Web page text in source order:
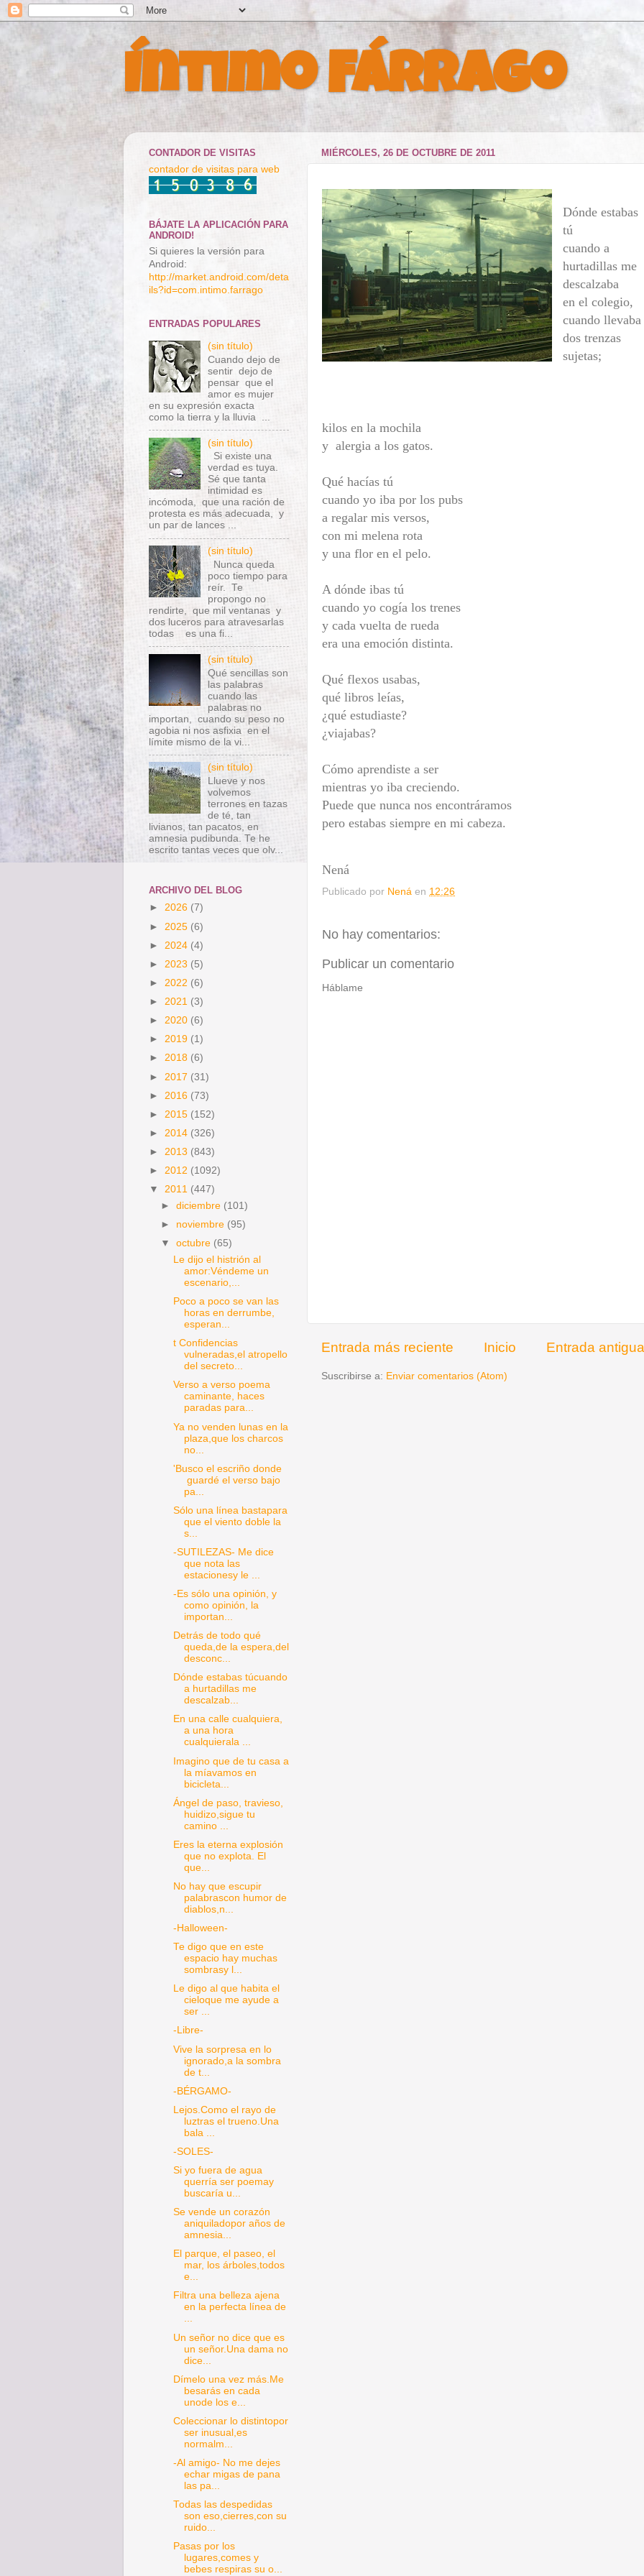
Íntimo Fárrago
MIÉRCOLES, 26 DE OCTUBRE DE 2011
Dónde estabas
tú
cuando a
hurtadillas me
descalzaba
en el colegio,
cuando llevaba
dos trenzas
sujetas;
kilos en la mochila
y alergia a los gatos.
Qué hacías tú
cuando yo iba por los pubs
a regalar mis versos,
con mi melena rota
y una flor en el pelo.
A dónde ibas tú
cuando yo cogía los trenes
y cada vuelta de rueda
era una emoción distinta.
Qué flexos usabas,
qué libros leías,
¿qué estudiaste?
¿viajabas?
Cómo aprendiste a ser
mientras yo iba creciendo.
Puede que nunca nos encontráramos
pero estabas siempre en mi cabeza.
Nená
Publicado por Nená en 12:26
No hay comentarios:
Publicar un comentario
Háblame
Entrada más reciente Entrada antigua
Inicio
Suscribirse a: Enviar comentarios (Atom)
CONTADOR DE VISITAS
contador de visitas para web
BÁJATE LA APLICACIÓN PARA
ANDROID!
Si quieres la versión para
Android:
http://market.android.com/deta
ils?id=com.intimo.farrago
ENTRADAS POPULARES
(sin título)
Cuando dejo de
sentir dejo de
pensar que el
amor es mujer
en su expresión exacta
como la tierra y la lluvia ...
(sin título)
Si existe una
verdad es tuya.
Sé que tanta
intimidad es
incómoda, que una ración de
protesta es más adecuada, y
un par de lances ...
(sin título)
Nunca queda
poco tiempo para
reír. Te
propongo no
rendirte, que mil ventanas y
dos luceros para atravesarlas
todas es una fi...
(sin título)
Qué sencillas son
las palabras
cuando las
palabras no
importan, cuando su peso no
agobia ni nos asfixia en el
límite mismo de la vi...
(sin título)
Llueve y nos
volvemos
terrones en tazas
de té, tan
livianos, tan pacatos, en
amnesia pudibunda. Te he
escrito tantas veces que olv...
ARCHIVO DEL BLOG
► 2026 (7)
► 2025 (6)
► 2024 (4)
► 2023 (5)
► 2022 (6)
► 2021 (3)
► 2020 (6)
► 2019 (1)
► 2018 (6)
► 2017 (31)
► 2016 (73)
► 2015 (152)
► 2014 (326)
► 2013 (843)
► 2012 (1092)
▼ 2011 (447)
►diciembre (101)
► noviembre (95)
▼octubre (65)
Le dijo el histrión al
amor:Véndeme un
escenario,...
Poco a poco se van las
horas en derrumbe,
esperan...
t Confidencias
vulneradas,el atropello
del secreto...
Verso a verso poema
caminante, haces
paradas para...
Ya no venden lunas en la
plaza,que los charcos
no...
'Busco el escriño donde
guardé el verso bajo
pa...
Sólo una línea bastapara
que el viento doble la
s...
-SUTILEZAS- Me dice
que nota las
estacionesy le ...
-Es sólo una opinión, y
como opinión, la
importan...
Detrás de todo qué
queda,de la espera,del
desconc...
Dónde estabas túcuando
a hurtadillas me
descalzab...
En una calle cualquiera,
a una hora
cualquierala ...
Imagino que de tu casa a
la míavamos en
bicicleta...
Ángel de paso, travieso,
huidizo,sigue tu
camino ...
Eres la eterna explosión
que no explota. El
que...
No hay que escupir
palabrascon humor de
diablos,n...
-Halloween-
Te digo que en este
espacio hay muchas
sombrasy l...
Le digo al que habita el
cieloque me ayude a
ser ...
-Libre-
Vive la sorpresa en lo
ignorado,a la sombra
de t...
-BÉRGAMO-
Lejos.Como el rayo de
luztras el trueno.Una
bala ...
-SOLES-
Si yo fuera de agua
querría ser poemay
buscaría u...
Se vende un corazón
aniquiladopor años de
amnesia...
El parque, el paseo, el
mar, los árboles,todos
e...
Filtra una belleza ajena
en la perfecta línea de
...
Un señor no dice que es
un señor.Una dama no
dice...
Dímelo una vez más.Me
besarás en cada
unode los e...
Coleccionar lo distintopor
ser inusual,es
normalm...
-Al amigo- No me dejes
echar migas de pana
las pa...
Todas las despedidas
son eso,cierres,con su
ruido...
Pasas por los
lugares,comes y
bebes respiras su o...